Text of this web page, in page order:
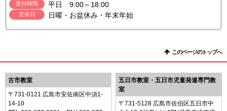
受付時間 平日 9:00～18:00
定休日 日曜・お盆休み・年末年始
このページのトップへ
古市教室
〒731-0121 広島市安佐南区中須1-
14-10
五日市教室・五日市児童発達専門教
室
〒731-5128 広島市佐伯区五日市中